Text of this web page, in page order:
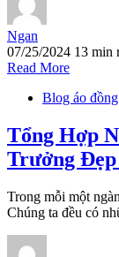
Ngan
07/25/2024 13 min
Read More
Blog áo
Tổng Hợp
Trưởng Đẹp
Trong mỗi một
Chúng ta đều có